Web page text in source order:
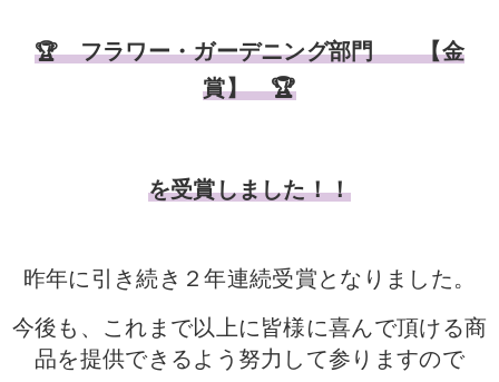
🏆フラワー・ガーデニング部門【金
賞】 🏆
を受賞しました！！
昨年に引き続き２年連続受賞となりました。
今後も、これまで以上に皆様に喜んで頂ける商
品を提供できるよう努力して参りますので